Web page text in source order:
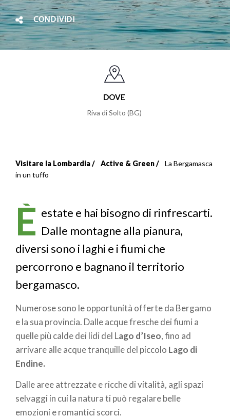
CONDIVIDI
DOVE
Riva di Solto (BG)
Briciole
pane
Visitare la Lombardia Active & Green
La Bergamasca
in un tuffo
È estate e hai bisogno di rinfrescarti.
Dalle montagne alla pianura,
diversi sono i laghi e i fiumi che
percorrono e bagnano il territorio
bergamasco.
Numerose sono le opportunità offerte da Bergamo
e la sua provincia. Dalle acque fresche dei fiumi a
quelle più calde dei lidi del Lago d’Iseo, fino ad
arrivare alle acque tranquille del piccolo Lago di
Endine.
Dalle aree attrezzate e ricche di vitalità, agli spazi
selvaggi in cui la natura ti può regalare belle
emozioni e romantici scorci.